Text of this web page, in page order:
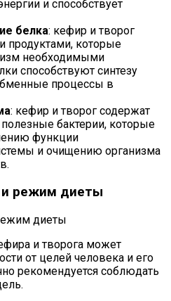
и способствует
белка: кефир и творог
продуктами, которые
необходимыми
способствуют синтезу
процессы в
: кефир и творог содержат
бактерии, которые
функции
и очищению организма
и режим диеты
и творога может
от целей человека и его
рекомендуется соблюдать